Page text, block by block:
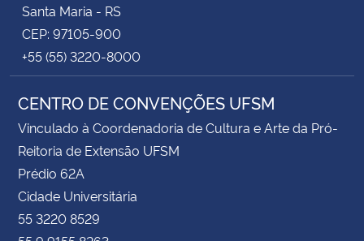
Santa Maria - RS
CEP: 97105-900
+55 (55) 3220-8000
CENTRO DE CONVENÇÕES UFSM
Vinculado à Coordenadoria de Cultura e Arte da Pró-
Reitoria de Extensão UFSM
Prédio 62A
Cidade Universitária
55 3220 8529